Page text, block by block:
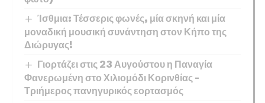
Ίσθμια: Τέσσερις φωνές, μία σκηνή και μία
μοναδική μουσική συνάντηση στον Κήπο της
Διώρυγας!
Γιορτάζει στις 23 Αυγούστου η Παναγία
Φανερωμένη στο Χιλιομόδι Κορινθίας –
Τριήμερος πανηγυρικός εορτασμός